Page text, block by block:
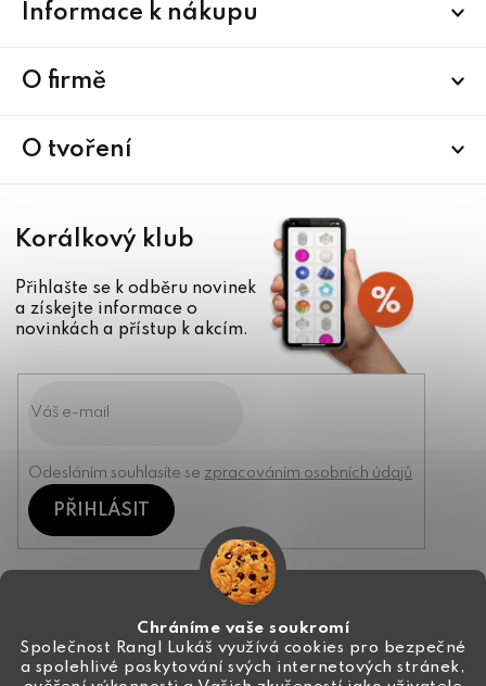
Chráníme vaše soukromí
Společnost Rangl Lukáš využívá cookies pro bezpečné
a spolehlivé poskytování svých internetových stránek,
Informace k nákupu
O firmě
O tvoření
Korálkový klub
Přihlašte se k odběru novinek
a získejte informace o
novinkách a přístup k akcím.
Odesláním souhlasíte se zpracováním osobních údajů
PŘIHLÁSIT
+420 774 444 191